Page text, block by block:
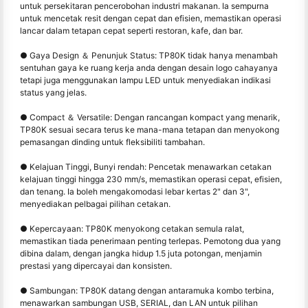
untuk persekitaran pencerobohan industri makanan. Ia sempurna
untuk mencetak resit dengan cepat dan efisien, memastikan operasi
lancar dalam tetapan cepat seperti restoran, kafe, dan bar.
● Gaya Design ＆ Penunjuk Status: TP80K tidak hanya menambah
sentuhan gaya ke ruang kerja anda dengan desain logo cahayanya
tetapi juga menggunakan lampu LED untuk menyediakan indikasi
status yang jelas.
● Compact ＆ Versatile: Dengan rancangan kompact yang menarik,
TP80K sesuai secara terus ke mana-mana tetapan dan menyokong
pemasangan dinding untuk fleksibiliti tambahan.
● Kelajuan Tinggi, Bunyi rendah: Pencetak menawarkan cetakan
kelajuan tinggi hingga 230 mm/s, memastikan operasi cepat, efisien,
dan tenang. Ia boleh mengakomodasi lebar kertas 2" dan 3",
menyediakan pelbagai pilihan cetakan.
● Kepercayaan: TP80K menyokong cetakan semula ralat,
memastikan tiada penerimaan penting terlepas. Pemotong dua yang
dibina dalam, dengan jangka hidup 1.5 juta potongan, menjamin
prestasi yang dipercayai dan konsisten.
● Sambungan: TP80K datang dengan antaramuka kombo terbina,
menawarkan sambungan USB, SERIAL, dan LAN untuk pilihan